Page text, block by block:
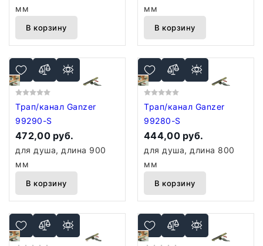
мм
В корзину
мм
В корзину
Трап/канал Ganzer
99290-S
472,00 руб.
для душа, длина 900
мм
В корзину
Трап/канал Ganzer
99280-S
444,00 руб.
для душа, длина 800
мм
В корзину